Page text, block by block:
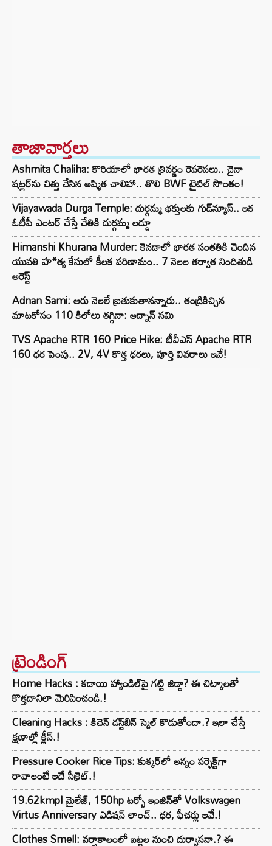
తాజావార్తలు
Ashmita Chaliha: కొరియాలో భారత త్రివర్ణం రెపరెపలు.. చైనా
షట్లర్‌ను చిత్తు చేసిన అష్మిత చాలిహా.. తొలి BWF టైటిల్ సొంతం!
Vijayawada Durga Temple: దుర్గమ్మ భక్తులకు గుడ్‌న్యూస్.. ఇక
ఓటీపీ ఎంటర్ చేస్తే చేతికి దుర్గమ్మ లడ్డూ
Himanshi Khurana Murder: కెనడాలో భారత సంతతికి చెందిన
యువతి హ*త్య కేసులో కీలక పరిణామం.. 7 నెలల తర్వాత నిందితుడి
అరెస్ట్
Adnan Sami: ఆరు నెలలే బ్రతుకుతానన్నారు.. తండ్రికిచ్చిన
మాటకోసం 110 కిలోలు తగ్గినా: అద్నాన్ సమి
TVS Apache RTR 160 Price Hike: టీవీఎస్ Apache RTR
160 ధర పెంపు.. 2V, 4V కొత్త ధరలు, పూర్తి వివరాలు ఇవే!
ట్రెండింగ్‌
Home Hacks : కడాయి హ్యాండిల్‌పై గట్టి జిడ్డా? ఈ చిట్కాలతో
కొత్తదానిలా మెరిపించండి.!
Cleaning Hacks : కిచెన్ డస్ట్‌బిన్ స్మెల్ కొడుతోందా.? ఇలా చేస్తే
క్షణాల్లో క్లీన్.!
Pressure Cooker Rice Tips: కుక్కర్‌లో అన్నం పర్ఫెక్ట్‌గా
రావాలంటే ఇదే సీక్రెట్.!
19.62kmpl మైలేజ్, 150hp టర్బో ఇంజిన్‌తో Volkswagen
Virtus Anniversary ఎడిషన్ లాంచ్.. ధర, ఫీచర్లు ఇవే.!
Clothes Smell: వర్షాకాలంలో బట్టల నుంచి దుర్వాసనా.? ఈ